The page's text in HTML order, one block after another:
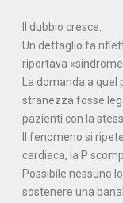
Il dubbio cresce.
Un dettaglio fa
riportava
La domanda a quel
stranezza fosse
pazienti con la
Il fenomeno si
cardiaca, la P
Possibile nessuno
sostenere una